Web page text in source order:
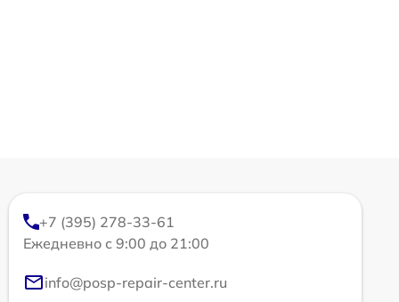
+7 (395) 278-33-61
Ежедневно с 9:00 до 21:00
info@posp-repair-center.ru